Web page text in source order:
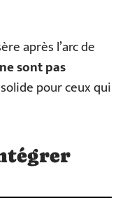
après l’arc de
sont pas
pour ceux qui